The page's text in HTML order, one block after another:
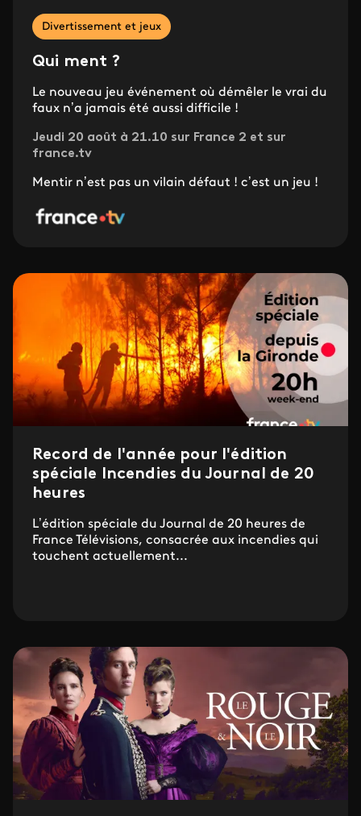
Divertissement et jeux
Qui ment ?
Le nouveau jeu événement où démêler le vrai du
faux n’a jamais été aussi difficile !
Jeudi 20 août à 21.10 sur France 2 et sur
france.tv
Mentir n’est pas un vilain défaut ! c’est un jeu !
Record de l'année pour l'édition
spéciale Incendies du Journal de 20
heures
L’édition spéciale du Journal de 20 heures de
France Télévisions, consacrée aux incendies qui
touchent actuellement...